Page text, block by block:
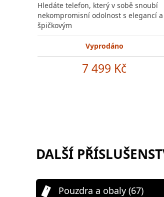
Hledáte telefon, který v sobě snoubí
nekompromisní odolnost s elegancí a
špičkovým
Vyprodáno
7 499 Kč
DALŠÍ
Pouzdra a obaly (67)